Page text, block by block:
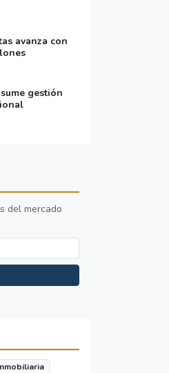
avanza con
gestión
del mercado